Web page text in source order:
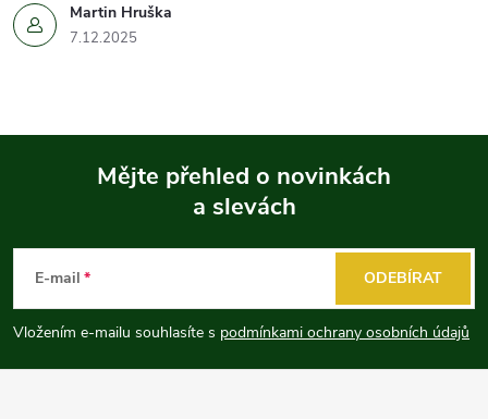
Martin Hruška
7.12.2025
p
a
Mějte přehled o novinkách
a slevách
E-mail
Vložením e-mailu souhlasíte s podmínkami ochrany osobních údajů
ODEBÍRAT